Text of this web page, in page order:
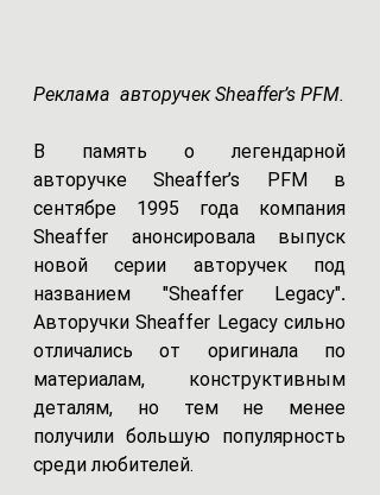
Реклама  авторучек Sheaffer’s PFM.
В память о легендарной
авторучке Sheaffer’s PFM в
сентябре 1995 года компания
Sheaffer анонсировала выпуск
новой серии авторучек под
названием "Sheaffer Legacy"
Авторучки Sheaffer Legacy сильно
отличались от оригинала по
материалам, конструктивным
деталям, но тем не менее
получили большую популярность
среди любителей.